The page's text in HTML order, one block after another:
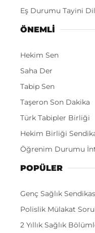
Eş Durumu Tayini
ÖNEMLI
Hekim Sen
Saha Der
Tabip Sen
Taşeron Son Dakika
Türk Tabipler Birliği
Hekim Birliği
Öğrenim Durumu
POPÜLER
Genç Sağlık
Polislik Mülakat
2 Yıllık Sağlık